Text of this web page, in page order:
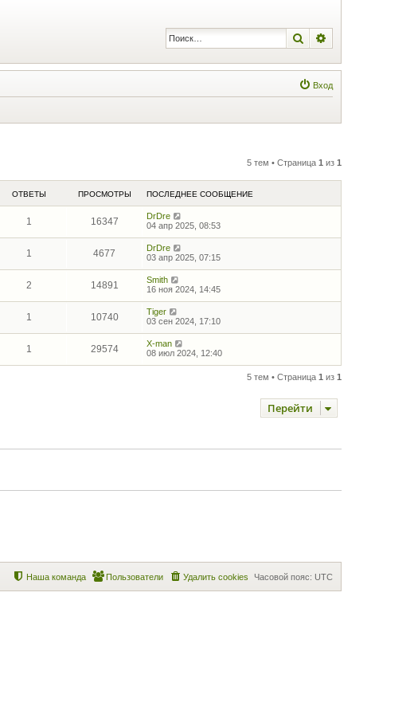
Поиск
Вход
5 тем • Страница 1 из 1
ОТВЕТЫ ПРОСМОТРЫ ПОСЛЕДНЕЕ СООБЩЕНИЕ
1 16347
DrDre
04 апр 2025, 08:53
1 4677
DrDre
03 апр 2025, 07:15
2 14891
Smith
16 ноя 2024, 14:45
1 10740
Tiger
03 сен 2024, 17:10
1 29574
X-man
08 июл 2024, 12:40
5 тем • Страница 1 из 1
Перейти
Часовой пояс: UTC
Удалить cookies
Пользователи
Наша команда